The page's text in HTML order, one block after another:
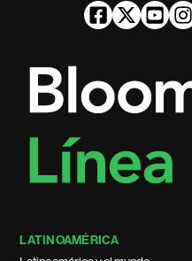
LATINOAMÉRICA